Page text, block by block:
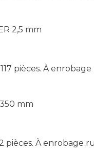
2,5 mm
pièces. À
mm
pièces. À enrobage